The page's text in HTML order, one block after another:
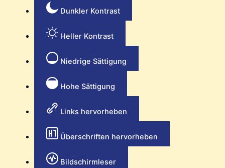
Dunkler Kontrast
Heller Kontrast
Niedrige Sättigung
Hohe Sättigung
Links hervorheben
Überschriften hervorheben
Bildschirmleser